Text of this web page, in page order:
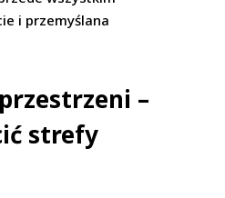
i przemyślana
–
strefy